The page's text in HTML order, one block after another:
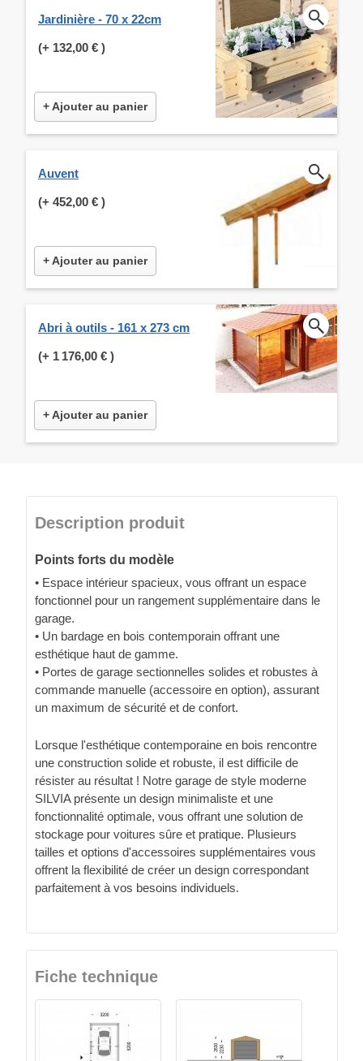
Jardinière - 70 x 22cm
(+ 132,00 € )
+ Ajouter au panier
Auvent
(+ 452,00 € )
+ Ajouter au panier
Abri à outils - 161 x 273 cm
(+ 1 176,00 € )
+ Ajouter au panier
Description produit
Points forts du modèle
• Espace intérieur spacieux, vous offrant un espace
fonctionnel pour un rangement supplémentaire dans le
garage.
• Un bardage en bois contemporain offrant une
esthétique haut de gamme.
• Portes de garage sectionnelles solides et robustes à
commande manuelle (accessoire en option), assurant
un maximum de sécurité et de confort.
Lorsque l'esthétique contemporaine en bois rencontre
une construction solide et robuste, il est difficile de
résister au résultat ! Notre garage de style moderne
SILVIA présente un design minimaliste et une
fonctionnalité optimale, vous offrant une solution de
stockage pour voitures sûre et pratique. Plusieurs
tailles et options d'accessoires supplémentaires vous
offrent la flexibilité de créer un design correspondant
parfaitement à vos besoins individuels.
Fiche technique